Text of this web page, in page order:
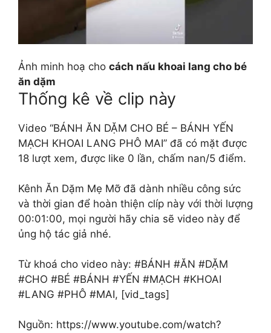
Ảnh minh hoạ cho cách nấu khoai lang cho bé
ăn dặm
Thống kê về clip này
Video “BÁNH ĂN DẶM CHO BÉ – BÁNH YẾN
MẠCH KHOAI LANG PHÔ MAI” đã có mặt được
18 lượt xem, được like 0 lần, chấm nan/5 điểm.
Kênh Ăn Dặm Mẹ Mỡ đã dành nhiều công sức
và thời gian để hoàn thiện clíp này với thời lượng
00:01:00, mọi người hãy chia sẽ video này để
ủng hộ tác giả nhé.
Từ khoá cho video này: #BÁNH #ĂN #DẶM
#CHO #BÉ #BÁNH #YẾN #MẠCH #KHOAI
#LANG #PHÔ #MAI, [vid_tags]
Nguồn: https://www.youtube.com/watch?